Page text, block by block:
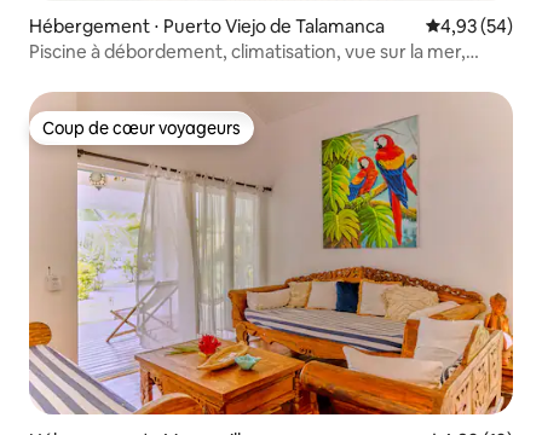
Hébergement ⋅ Puerto Viejo de Talamanca Évaluation
4,93 (54)
Piscine à débordement, climatisation, vue sur la mer,
Coup de cœur voyageurs
Coup de cœur voyageurs